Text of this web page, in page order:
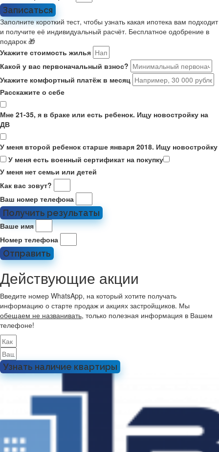
Записаться
Заполните короткий тест, чтобы узнать какая ипотека вам подходит
и получите её индивидуальный расчёт. Бесплатное одобрение в
подарок 🎁
Укажите стоимость жилья
Какой у вас первоначальный взнос?
Укажите комфортный платёж в месяц
Расскажите о себе
Мне 21-35, я в браке или есть ребенок. Ищу новостройку на
ДВ
У меня второй ребенок старше января 2018. Ищу новостройку
У меня есть военный сертификат на покупку
У меня нет семьи или детей
Как вас зовут?
Ваш номер телефона
Получить результаты
Ваше имя
Номер телефона
Отправить
Действующие акции
Введите номер WhatsApp, на который хотите получать
информацию о старте продаж и акциях застройщиков. Мы
обещаем не названивать, только полезная информация в Вашем
телефоне!
Узнать наличие квартиры